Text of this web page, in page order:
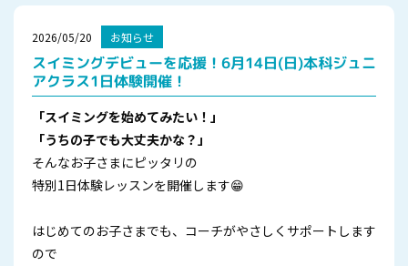
2026/05/20 お知らせ
スイミングデビューを応援！6月14日(日)本科ジュニ
アクラス1日体験開催！
「スイミングを始めてみたい！」
「うちの子でも大丈夫かな？」
そんなお子さまにピッタリの
特別1日体験レッスンを開催します😁
はじめてのお子さまでも、コーチがやさしくサポートします
ので